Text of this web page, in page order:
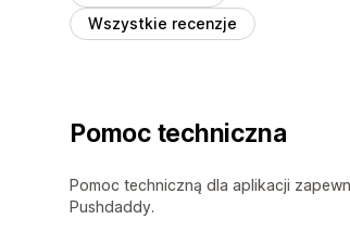
Wszystkie recenzje
Pomoc techniczna
Pomoc techniczną dla aplikacji
Pushdaddy.